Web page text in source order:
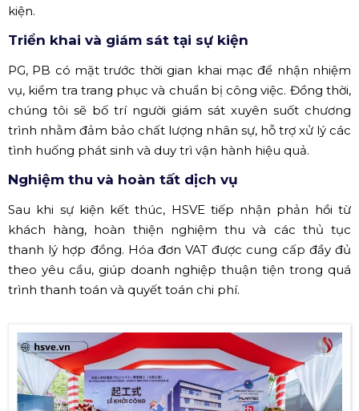
kiện.
Triển khai và giám sát tại sự kiện
PG, PB có mặt trước thời gian khai mạc để nhận nhiệm
vụ, kiểm tra trang phục và chuẩn bị công việc. Đồng thời,
chúng tôi sẽ bố trí người giám sát xuyên suốt chương
trình nhằm đảm bảo chất lượng nhân sự, hỗ trợ xử lý các
tình huống phát sinh và duy trì vận hành hiệu quả.
Nghiệm thu và hoàn tất dịch vụ
Sau khi sự kiện kết thúc, HSVE tiếp nhận phản hồi từ
khách hàng, hoàn thiện nghiệm thu và các thủ tục
thanh lý hợp đồng. Hóa đơn VAT được cung cấp đầy đủ
theo yêu cầu, giúp doanh nghiệp thuận tiện trong quá
trình thanh toán và quyết toán chi phí.